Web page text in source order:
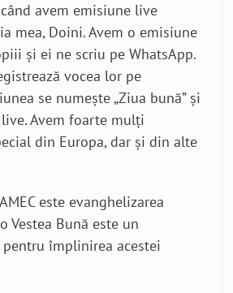
avem emisiune live
mea, Doini. Avem o emisiune
și ei ne scriu pe WhatsApp.
vocea lor pe
se numește „Ziua bună” și
Avem foarte mulți
din Europa, dar și din alte
este evanghelizarea
Vestea Bună este un
împlinirea acestei